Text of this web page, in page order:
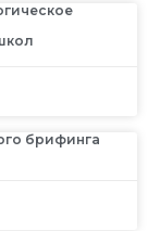
брифинга